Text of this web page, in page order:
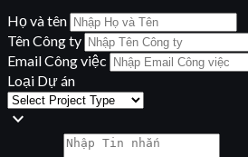
Họ và tên
Tên Công ty
Email Công việc
Loại Dự án
expand_more